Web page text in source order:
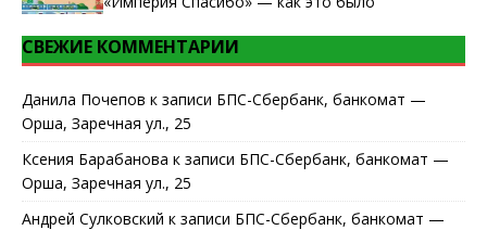
СВЕЖИЕ КОММЕНТАРИИ
Данила Почепов к записи БПС-Сбербанк, банкомат —
Орша, Заречная ул., 25
Ксения Барабанова к записи БПС-Сбербанк, банкомат —
Орша, Заречная ул., 25
Андрей Сулковский к записи БПС-Сбербанк, банкомат —